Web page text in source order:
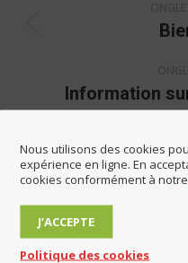
Information
Contact et horaires
Nous utilisons des cookies
expérience en ligne. En
cookies conformément à
J’ACCEPTE
Politique des cookies